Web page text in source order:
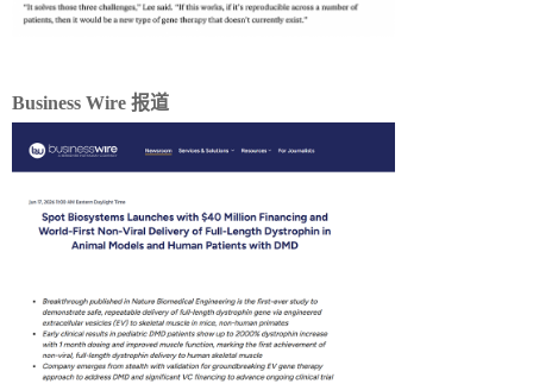
Business Wire 报道